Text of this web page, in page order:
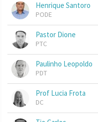
Henrique Santoro
PODE
Pastor Dione
PTC
Paulinho Leopoldo
PDT
Prof Lucia Frota
DC